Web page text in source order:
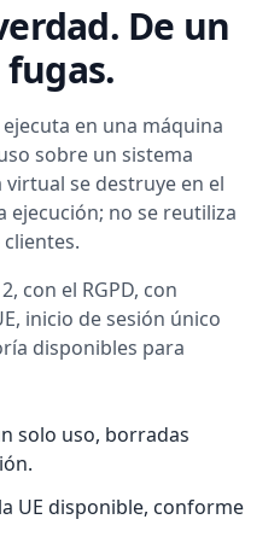
De un
fugas.
en una máquina
sobre un sistema
se destruye en el
ejecución; no se reutiliza
con el RGPD, con
inicio de sesión único
disponibles para
solo uso, borradas
UE disponible, conforme